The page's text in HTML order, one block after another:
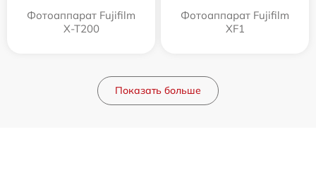
Фотоаппарат Fujifilm
X-T200
Фотоаппарат Fujifilm
XF1
Показать больше